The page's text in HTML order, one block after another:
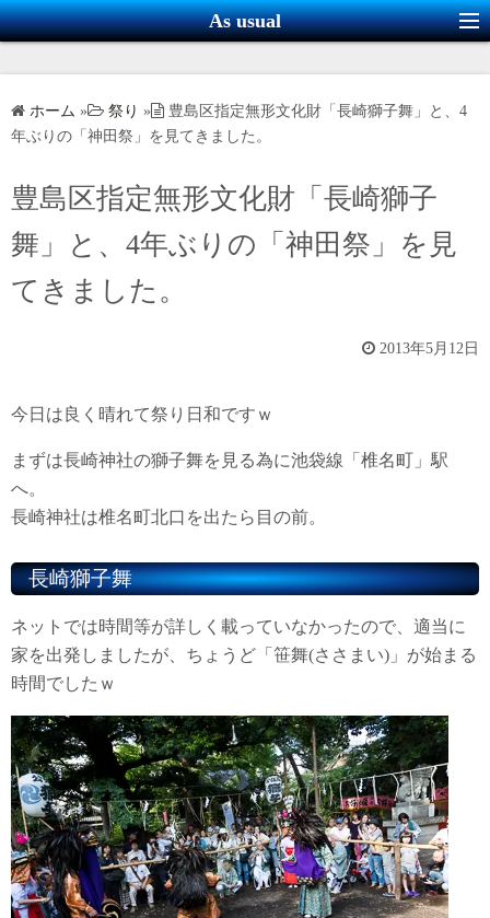
コ
ン
ツ
ス
キ
ッ
As usual
ホーム » 祭り »
豊島区指定無形文化財「長崎獅子舞」と、4
年ぶりの「神田祭」を見てきました。
豊島区指定無形文化財「長崎獅子
舞」と、4年ぶりの「神田祭」を見
てきました。
2013年5月12日
今日は良く晴れて祭り日和ですｗ
まずは長崎神社の獅子舞を見る為に池袋線「椎名町」駅
へ。
長崎神社は椎名町北口を出たら目の前。
長崎獅子舞
ネットでは時間等が詳しく載っていなかったので、適当に
家を出発しましたが、ちょうど「笹舞(ささまい)」が始まる
時間でしたｗ